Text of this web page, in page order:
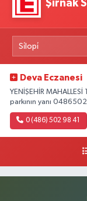
Şırnak
Deva Eczanesi
YENİŞEHİR
parkının yanı
0 (486) 502 98 41